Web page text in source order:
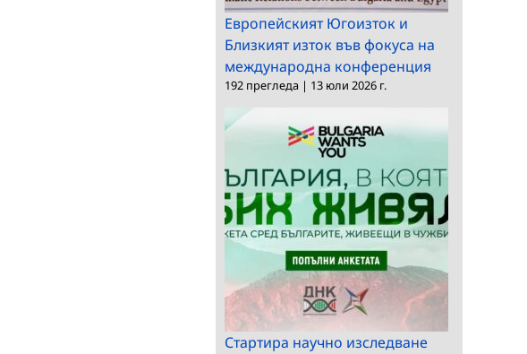
Европейският Югоизток и
Близкият изток във фокуса на
международна конференция
192 прегледа | 13 юли 2026 г.
Стартира научно изследване